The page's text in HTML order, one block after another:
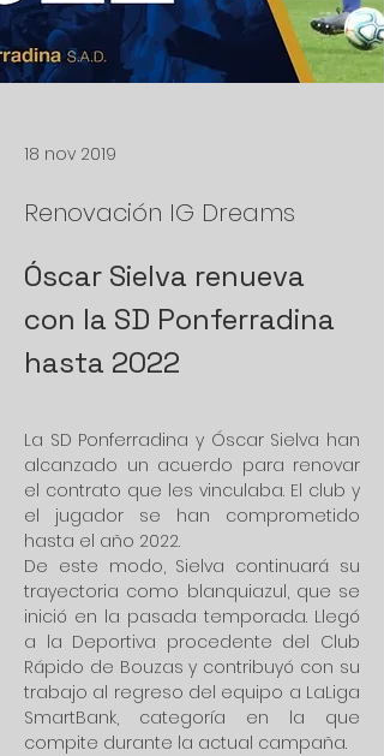
18 nov 2019
Renovación IG Dreams
Óscar Sielva renueva
con la SD Ponferradina
hasta 2022
La SD Ponferradina y Óscar Sielva han
alcanzado un acuerdo para renovar
el contrato que les vinculaba. El club y
el jugador se han comprometido
hasta el año 2022.
De este modo, Sielva continuará su
trayectoria como blanquiazul, que se
inició en la pasada temporada. Llegó
a la Deportiva procedente del Club
Rápido de Bouzas y contribuyó con su
trabajo al regreso del equipo a LaLiga
SmartBank, categoría en la que
compite durante la actual campaña.